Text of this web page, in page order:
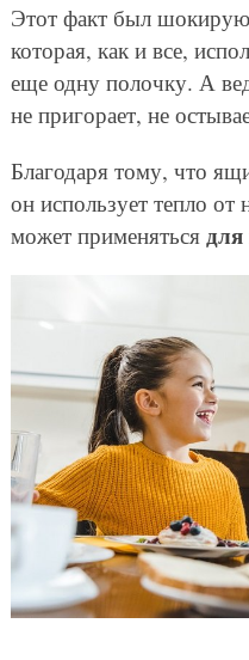
Этот факт был
которая, как и все,
еще одну полочку. А
не пригорает, не
Благодаря тому, что
он использует тепло от
может применяться для